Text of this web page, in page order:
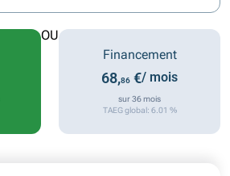
OU
Financement
68,86 €/ mois
sur 36 mois
TAEG global: 6.01 %